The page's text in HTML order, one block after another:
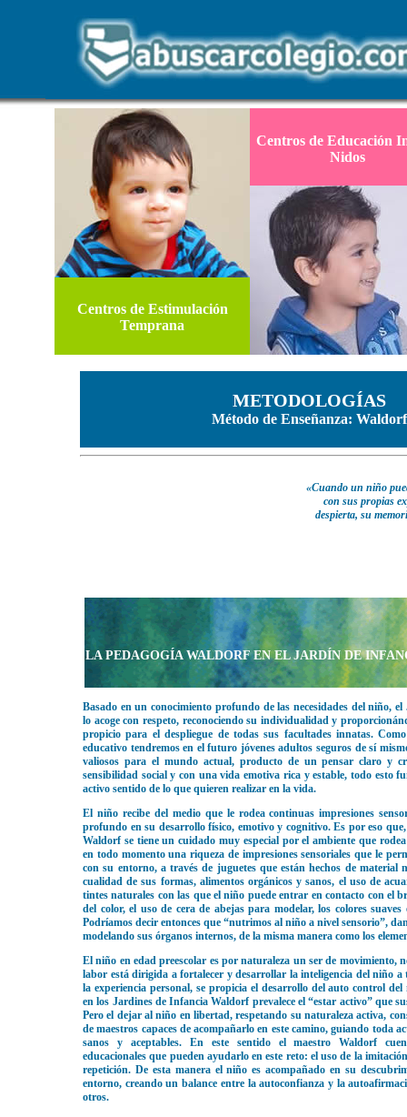
Centros de Educación
Nidos
Centros de Estimulación
Temprana
METODOLOGÍAS
Método de Enseñanza: Waldorf
«Cuando un niño
con sus propias
despierta, su
LA PEDAGOGÍA WALDORF EN EL JARDÍN DE
Basado en un conocimiento profundo de las necesidades del niño,
lo acoge con respeto, reconociendo su individualidad y
propicio para el despliegue de todas sus facultades innatas.
educativo tendremos en el futuro jóvenes adultos seguros de sí
valiosos para el mundo actual, producto de un pensar claro y
sensibilidad social y con una vida emotiva rica y estable, todo esto
activo sentido de lo que quieren realizar en la vida.
El niño recibe del medio que le rodea continuas impresiones
profundo en su desarrollo físico, emotivo y cognitivo. Es por eso
Waldorf se tiene un cuidado muy especial por el ambiente que
en todo momento una riqueza de impresiones sensoriales que le
con su entorno, a través de juguetes que están hechos de material
cualidad de sus formas, alimentos orgánicos y sanos, el uso de
tintes naturales con las que el niño puede entrar en contacto con el
del color, el uso de cera de abejas para modelar, los colores
Podríamos decir entonces que “nutrimos al niño a nivel sensorio”,
modelando sus órganos internos, de la misma manera como los
El niño en edad preescolar es por naturaleza un ser de movimiento,
labor está dirigida a fortalecer y desarrollar la inteligencia del niño a
la experiencia personal, se propicia el desarrollo del auto control del
en los Jardines de Infancia Waldorf prevalece el “estar activo” que
Pero el dejar al niño en libertad, respetando su naturaleza activa,
de maestros capaces de acompañarlo en este camino, guiando toda
sanos y aceptables. En este sentido el maestro Waldorf
educacionales que pueden ayudarlo en este reto: el uso de la
repetición. De esta manera el niño es acompañado en su
entorno, creando un balance entre la autoconfianza y la
otros.